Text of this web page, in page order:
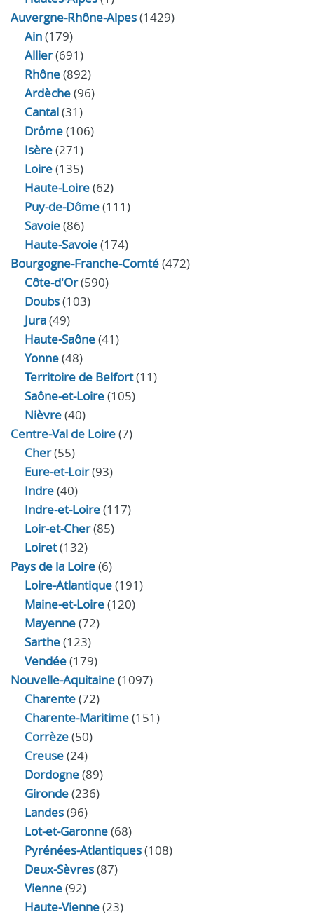
Auvergne-Rhône-Alpes(1429)
Ain(179)
Allier(691)
Rhône(892)
Ardèche(96)
Cantal(31)
Drôme(106)
Isère(271)
Loire(135)
Haute-Loire(62)
Puy-de-Dôme(111)
Savoie(86)
Haute-Savoie(174)
Bourgogne-Franche-Comté(472)
Côte-d'Or(590)
Doubs(103)
Jura(49)
Haute‑Saône(41)
Yonne(48)
Territoire de Belfort(11)
Saône-et-Loire(105)
Nièvre(40)
Centre-Val de Loire(7)
Cher(55)
Eure‑et‑Loir(93)
Indre(40)
Indre‑et‑Loire(117)
Loir‑et‑Cher(85)
Loiret(132)
Pays de la Loire(6)
Loire-Atlantique(191)
Maine-et-Loire(120)
Mayenne(72)
Sarthe(123)
Vendée(179)
Nouvelle-Aquitaine(1097)
Charente(72)
Charente-Maritime(151)
Corrèze(50)
Creuse(24)
Dordogne(89)
Gironde(236)
Landes(96)
Lot-et-Garonne(68)
Pyrénées-Atlantiques(108)
Deux-Sèvres(87)
Vienne(92)
Haute-Vienne(23)